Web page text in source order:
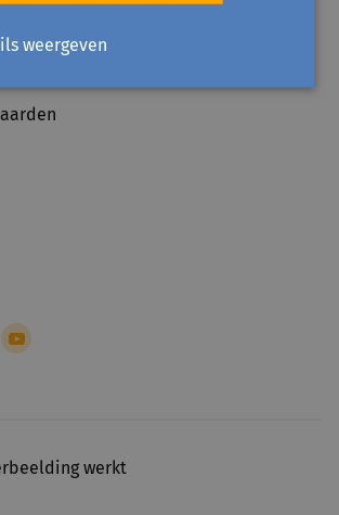
afspraak.
25 december t.e.m. 1 januari.
weergeven